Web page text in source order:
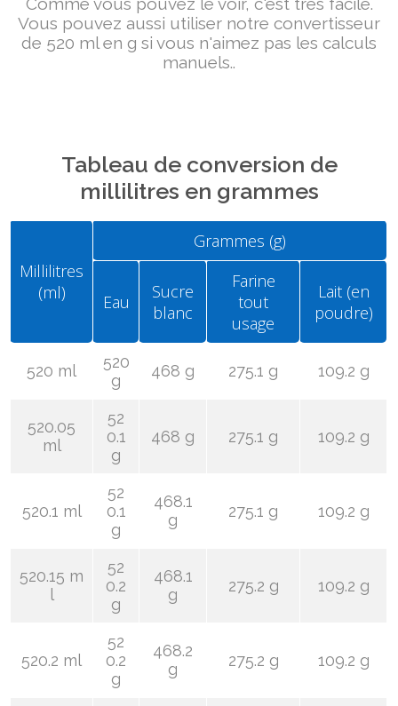
Vous pouvez aussi utiliser notre convertisseur
de 520 ml en g si vous n'aimez pas les calculs
manuels..
Tableau de conversion de
millilitres en grammes
Millilitres
(ml)
Grammes (g)
Eau
Sucre
blanc
Farine
tout
usage
Lait (en
poudre)
520 ml
520
g
468 g 275.1 g 109.2 g
520.05
ml
52
0.1
g
468 g 275.1 g 109.2 g
520.1 ml
52
0.1
g
468.1
g
275.1 g 109.2 g
520.15 m
l
52
0.2
g
468.1
g
275.2 g 109.2 g
520.2 ml
52
0.2
g
468.2
g
275.2 g 109.2 g